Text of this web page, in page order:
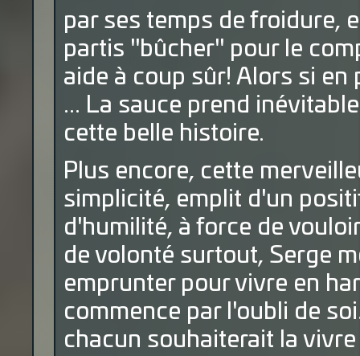
par ses temps de froidure,
partis "bûcher" pour le
aide à coup sûr! Alors si
... La sauce prend
cette belle histoire.
Plus encore, cette
simplicité, emplit d'un
d'humilité, à force de
de volonté surtout, Serge
emprunter pour vivre en
commence par l'oubli de
chacun souhaiterait la